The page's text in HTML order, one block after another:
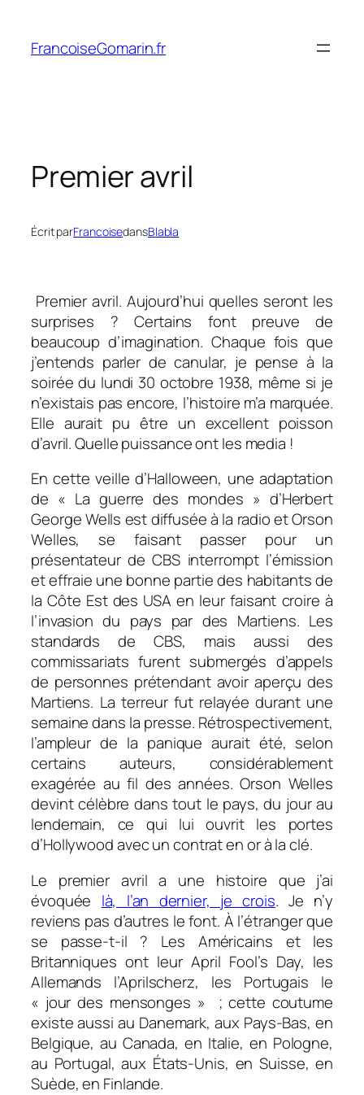
contenu
FrancoiseGomarin.fr
Premier avril
Écrit parFrancoisedansBlabla
Premier avril. Aujourd’hui quelles seront les
surprises ? Certains font preuve de
beaucoup d’imagination. Chaque fois que
j’entends parler de canular, je pense à la
soirée du lundi 30 octobre 1938, même si je
n’existais pas encore, l’histoire m’a marquée.
Elle aurait pu être un excellent poisson
d’avril. Quelle puissance ont les media !
En cette veille d’Halloween, une adaptation
de « La guerre des mondes » d’Herbert
George Wells est diffusée à la radio et Orson
Welles, se faisant passer pour un
présentateur de CBS interrompt l’émission
et effraie une bonne partie des habitants de
la Côte Est des USA en leur faisant croire à
l’invasion du pays par des Martiens. Les
standards de CBS, mais aussi des
commissariats furent submergés d’appels
de personnes prétendant avoir aperçu des
Martiens. La terreur fut relayée durant une
semaine dans la presse. Rétrospectivement,
l’ampleur de la panique aurait été, selon
certains auteurs, considérablement
exagérée au fil des années. Orson Welles
devint célèbre dans tout le pays, du jour au
lendemain, ce qui lui ouvrit les portes
d’Hollywood avec un contrat en or à la clé.
Le premier avril a une histoire que j’ai
évoquée là, l’an dernier, je crois. Je n’y
reviens pas d’autres le font. À l’étranger que
se passe-t-il ? Les Américains et les
Britanniques ont leur April Fool’s Day, les
Allemands l’Aprilscherz, les Portugais le
« jour des mensonges » ; cette coutume
existe aussi au Danemark, aux Pays-Bas, en
Belgique, au Canada, en Italie, en Pologne,
au Portugal, aux États-Unis, en Suisse, en
Suède, en Finlande.